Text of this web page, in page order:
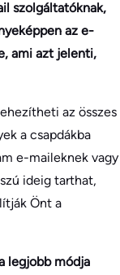
szolgáltatóknak,
az e-
ami azt jelenti,
az összes
a csapdákba
e-maileknek vagy
ideig tarthat,
Önt a
legjobb módja